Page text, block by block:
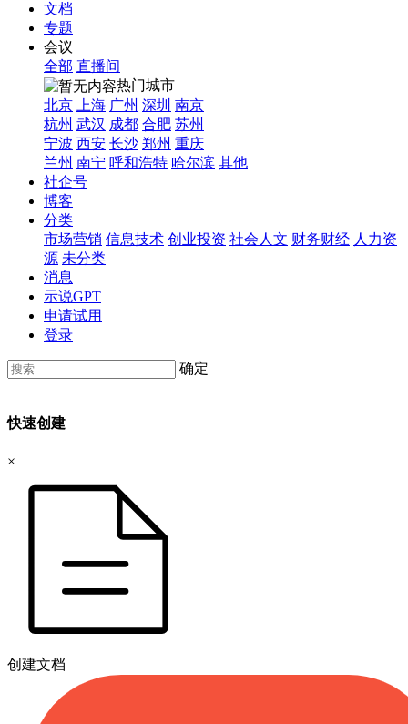
文档
专题
会议
全部 直播间
热门城市
北京
上海 广州 深圳 南京
杭州 武汉 成都 合肥 苏州
宁波 西安 长沙 郑州 重庆
兰州 南宁 呼和浩特 哈尔滨 其他
社企号
博客
分类
市场营销 信息技术 创业投资 社会人文 财务财经 人力资
源 未分类
消息
示说GPT
申请试用
登录
确定
快速创建
×
创建文档